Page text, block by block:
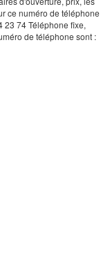
ce numéro de téléphone
23 74 Téléphone fixe,
de téléphone sont :